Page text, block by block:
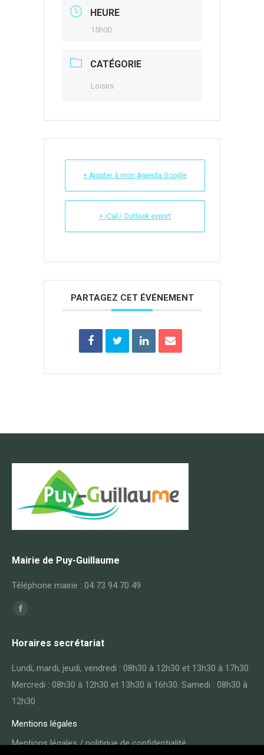
HEURE
15h00
CATÉGORIE
Loisirs
+ Ajouter à mon Agenda Google
+ iCal / Outlook export
PARTAGEZ CET ÉVÉNEMENT
Mairie de Puy-Guillaume
Téléphone mairie : 04 73 94 70 49
Trouvez nous sur :
Facebook
opens
Horaires secrétariat
Lundi, mardi, jeudi, vendredi : 08h30 à 12h30 et 13h30 à 17h30.
Mercredi : 08h30 à 12h30 et 13h30 à 16h30. Samedi : 08h30 à
12h30
Mentions légales
Mentions légales / politique de confidentialité